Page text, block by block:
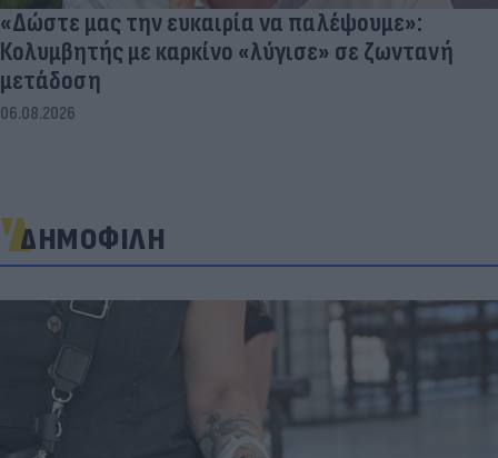
«Δώστε μας την ευκαιρία να παλέψουμε»:
Κολυμβητής με καρκίνο «λύγισε» σε ζωντανή
μετάδοση
06.08.2026
ΔΗΜΟΦΙΛΗ